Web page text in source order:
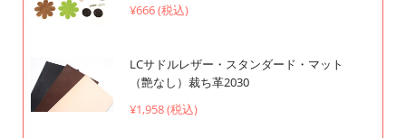
¥666 (税込)
LCサドルレザー・スタンダード・マット
（艶なし）裁ち革2030
¥1,958 (税込)